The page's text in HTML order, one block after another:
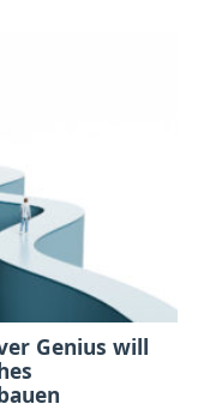
Genius will